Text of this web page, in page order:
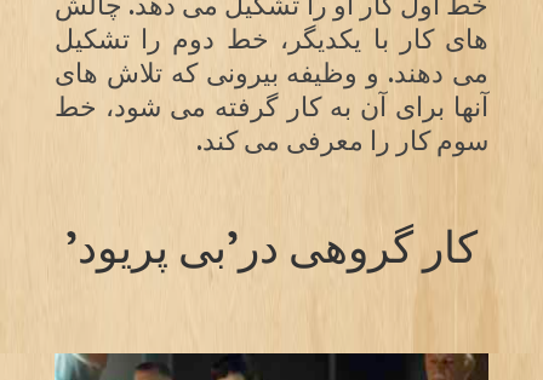
خط اول کار او را تشکیل می دهد. چالش
های کار با یکدیگر، خط دوم را تشکیل
می دهند. و وظیفه بیرونی که تلاش های
آنها برای آن به کار گرفته می شود، خط
سوم کار را معرفی می کند.
کار گروهی در’بی پریود’